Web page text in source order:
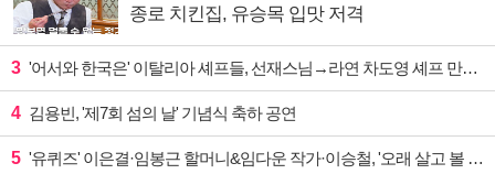
종로 치킨집, 유승목 입맛 저격
3 '어서와 한국은' 이탈리아 셰프들, 선재스님→라연 차도영 셰프 만난다
4 김용빈, '제7회 섬의 날' 기념식 축하 공연
5 '유퀴즈' 이은결·임봉근 할머니&임다운 작가·이승철, '오래 살고 볼 일' 특집 출격